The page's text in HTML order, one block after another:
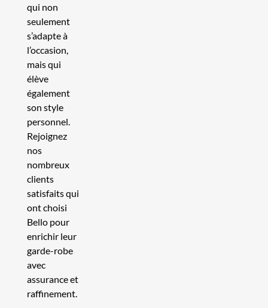
qui non
seulement
s’adapte à
l’occasion,
mais qui
élève
également
son style
personnel.
Rejoignez
nos
nombreux
clients
satisfaits qui
ont choisi
Bello pour
enrichir leur
garde-robe
avec
assurance et
raffinement.